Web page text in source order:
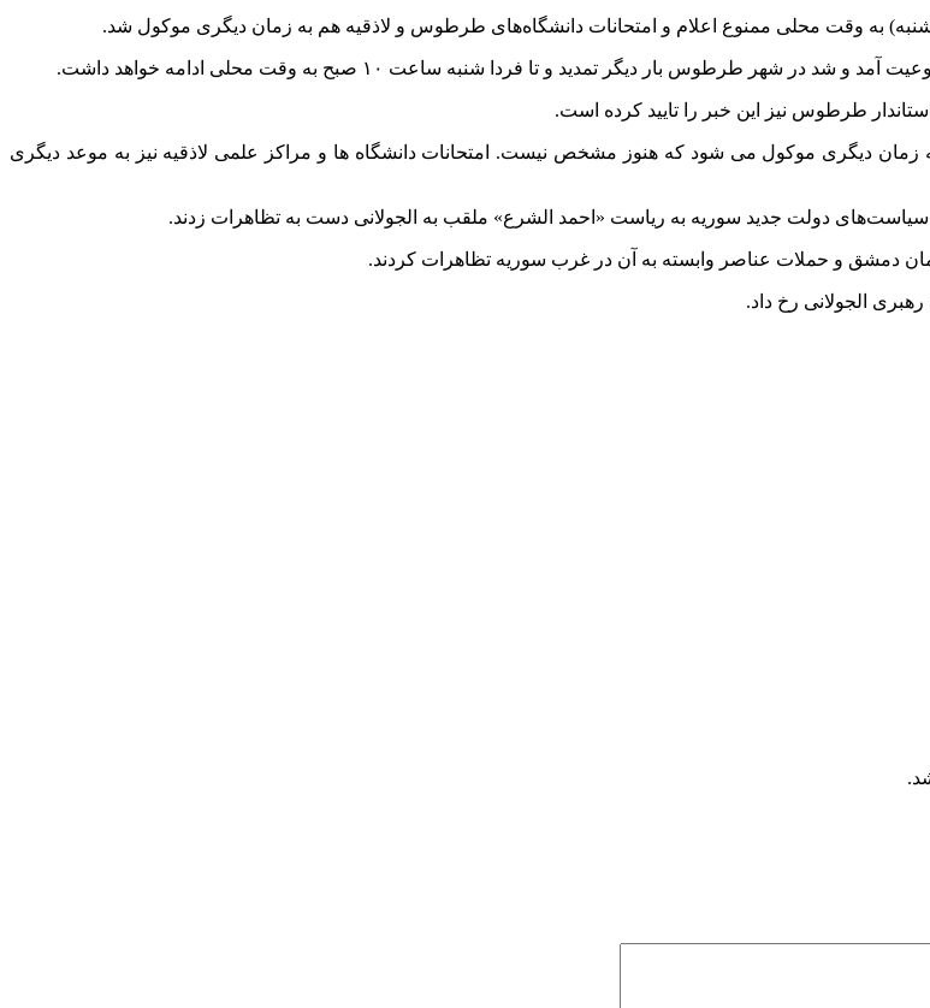
به وقت محلی ممنوع اعلام و امتحانات دانشگاه‌های طرطوس و لاذقیه هم به زمان دیگری موکول شد.
طرطوس بار دیگر تمدید و تا فردا شنبه ساعت ۱۰ صبح به وقت محلی ادامه خواهد داشت.
طرطوس نیز این خبر را تایید کرده است.
زمان دیگری موکول می شود که هنوز مشخص نیست. امتحانات دانشگاه ها و مراکز علمی لاذقیه نیز به موعد دیگری
دولت جدید سوریه به ریاست «احمد الشرع» ملقب به الجولانی دست به تظاهرات زدند.
دمشق و حملات عناصر وابسته به آن در غرب سوریه تظاهرات کردند.
الجولانی رخ داد.